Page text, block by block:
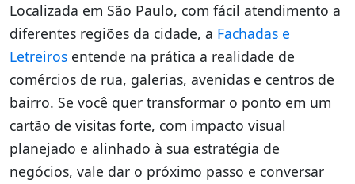
Localizada em São Paulo, com fácil atendimento a
diferentes regiões da cidade, a Fachadas e
Letreiros entende na prática a realidade de
comércios de rua, galerias, avenidas e centros de
bairro. Se você quer transformar o ponto em um
cartão de visitas forte, com impacto visual
planejado e alinhado à sua estratégia de
negócios, vale dar o próximo passo e conversar